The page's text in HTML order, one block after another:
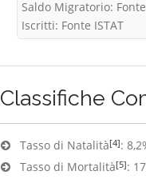
Saldo Migratorio: Fonte
Iscritti: Fonte ISTAT
Classifiche
Tasso di Natalità[4]:
Tasso di Mortalità[5]: